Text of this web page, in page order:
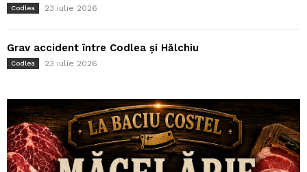
Codlea 23 iulie 2026
Grav accident între Codlea și Hălchiu
Codlea 23 iulie 2026